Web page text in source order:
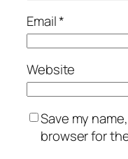
Email*
Website
Save my
browser for